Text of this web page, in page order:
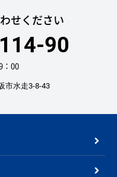
せください
90
：00
市水走3-8-43